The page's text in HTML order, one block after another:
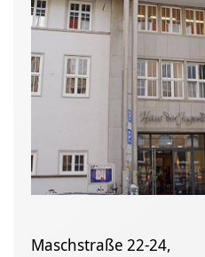
Maschstraße 22-24,